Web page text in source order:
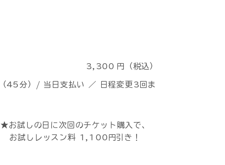
3,300 円（税込）
45分）/ 当日支払い ／ 日程変更3回ま
★お試しの日に次回のチケット購入で、
お試しレッスン料 1,100円引き！